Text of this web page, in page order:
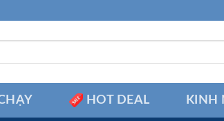
HOT DEAL KINH